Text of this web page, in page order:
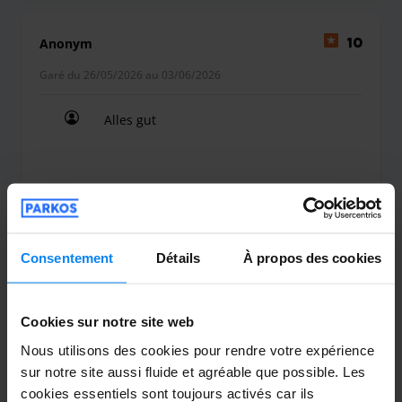
Consentement Détails À propos des cookies
Cookies sur notre site web
Nous utilisons des cookies pour rendre votre expérience
sur notre site aussi fluide et agréable que possible. Les
cookies essentiels sont toujours activés car ils
Anonym 10
Garé du 26/05/2026 au 03/06/2026
Alles gut
Alexandra Zeller
Garé du 29/05/2026 au 01/06/2026
Alles bestens! Gerne wieder!